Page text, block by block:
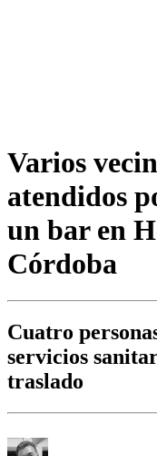
Varios
atendidos
un bar en
Córdoba
Cuatro
servicios
traslado